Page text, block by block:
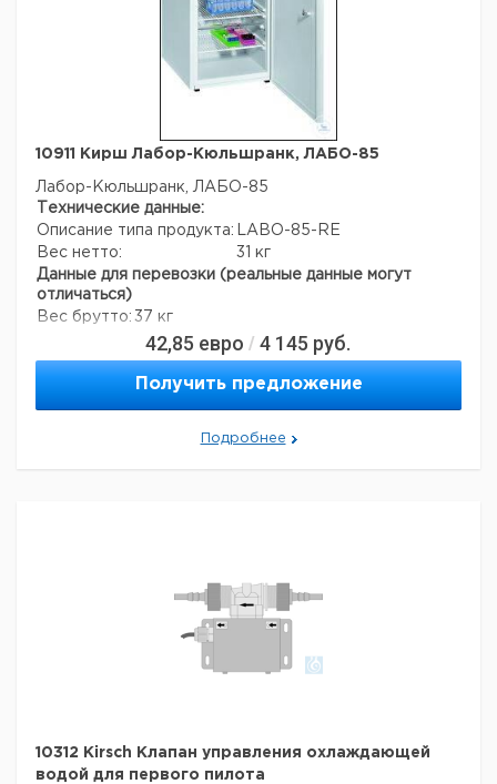
10911 Кирш Лабор-Кюльшранк, ЛАБО-85
Лабор-Кюльшранк, ЛАБО-85
Технические данные:
Описание типа продукта:
LABO-85-RE
Вес нетто:
31 кг
Данные для перевозки (реальные данные могут
отличаться)
Вес брутто: 37 кг
42,85 евро / 4 145 руб.
Получить предложение
Подробнее
10312 Kirsch Клапан управления охлаждающей
водой для первого пилота